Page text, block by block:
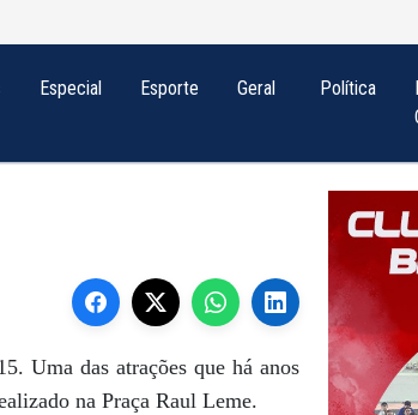
Especial Esporte Geral Política
Uma das atrações que há anos
na Praça Raul Leme.